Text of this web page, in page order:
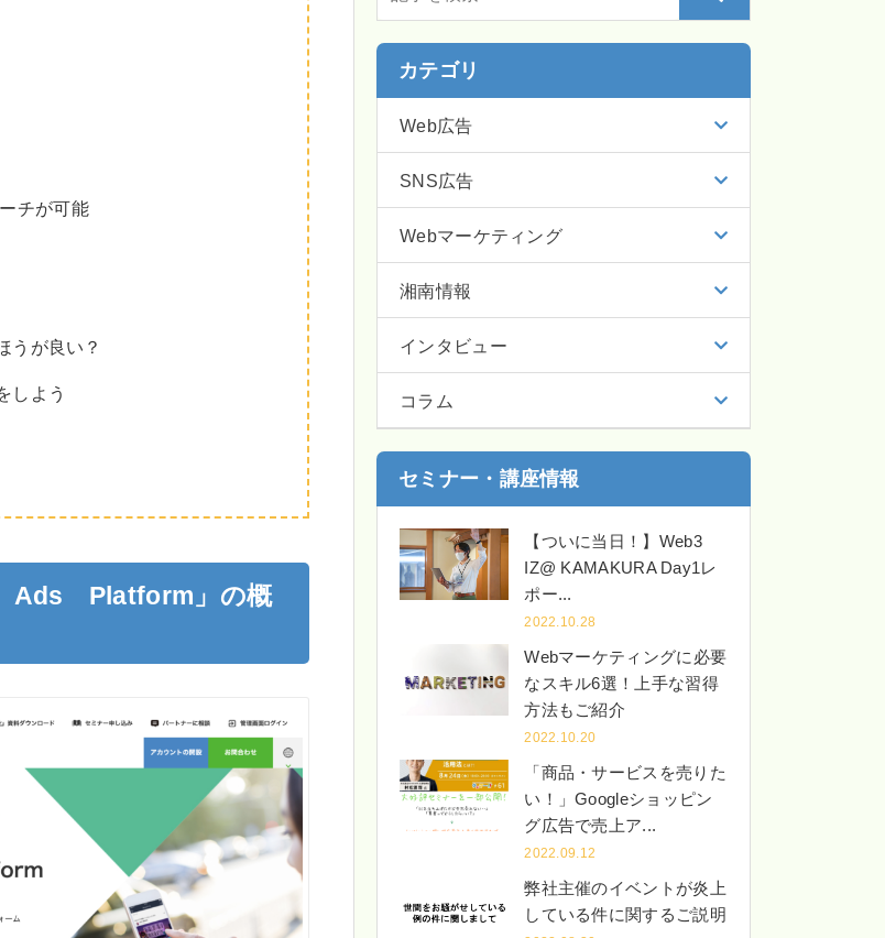
チが可能
うが良い？
しよう
Ads Platform」の概
カテゴリ
Web広告
SNS広告
Webマーケティング
湘南情報
インタビュー
コラム
セミナー・講座情報
【ついに当日！】Web3
IZ@ KAMAKURA Day1レ
ポー...
2022.10.28
Webマーケティングに必要
なスキル6選！上手な習得
方法もご紹介
2022.10.20
「商品・サービスを売りた
い！」Googleショッピン
グ広告で売上ア...
2022.09.12
弊社主催のイベントが炎上
している件に関するご説明